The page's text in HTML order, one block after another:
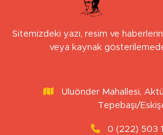
Sitemizdeki yazı, resim ve haberlerin
veya kaynak
Uluönder Mahallesi,
Tepebaşı/
0 (222) 503